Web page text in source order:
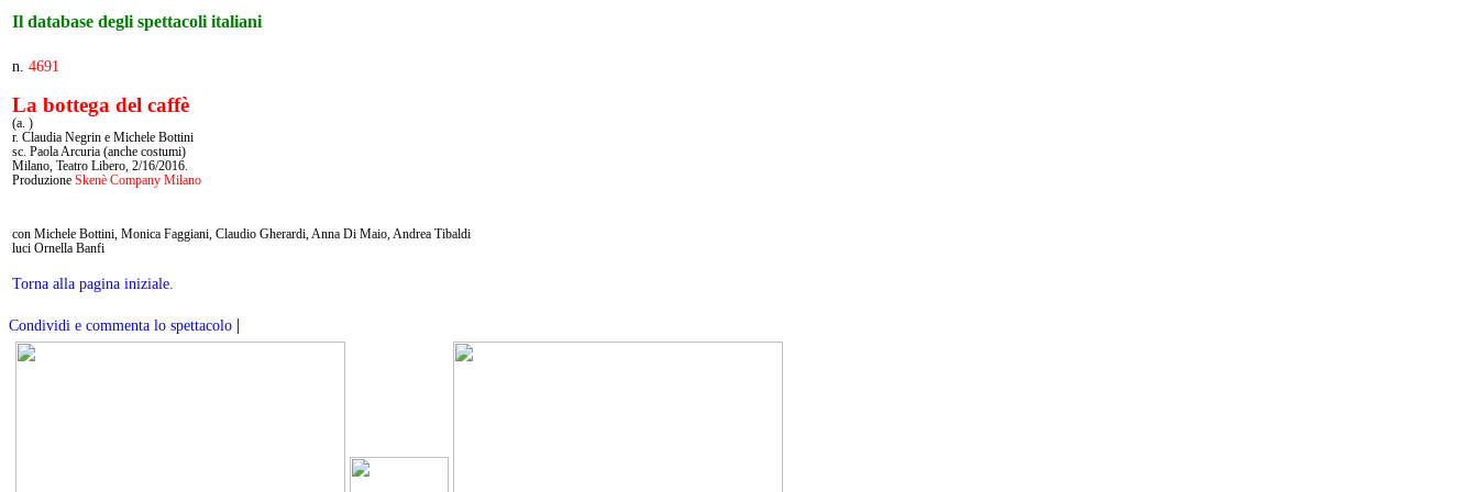
Il database degli spettacoli italiani
n. 4691
La bottega del caffè
(a. )
r. Claudia Negrin e Michele Bottini
sc. Paola Arcuria (anche costumi)
Milano, Teatro Libero, 2/16/2016.
Produzione Skenè Company Milano
con Michele Bottini, Monica Faggiani, Claudio Gherardi, Anna Di Maio, Andrea Tibaldi
luci Ornella Banfi
Torna alla pagina iniziale.
Condividi e commenta lo spettacolo |